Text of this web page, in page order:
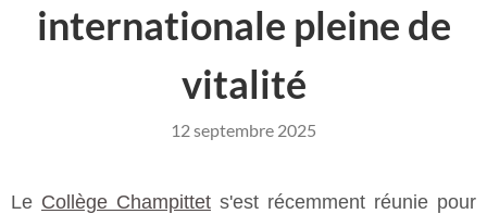
internationale pleine de
vitalité
12 septembre 2025
Le Collège Champittet s'est récemment réunie pour